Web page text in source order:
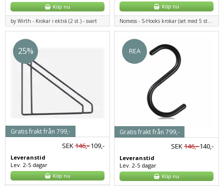
by Wirth - Krokar i ekträ (2 st.) - svart
25%
SEK146,-109,-
Leveranstid
Lev. 2-5 dagar
Gratis frakt från 799,-
REA
SEK146,-140,-
Leveranstid
Lev. 2-5 dagar
Gratis frakt från 799,-